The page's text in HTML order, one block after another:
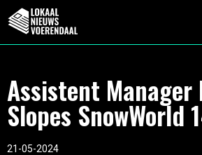
Assistent
Slopes SnowWorld
21-05-2024